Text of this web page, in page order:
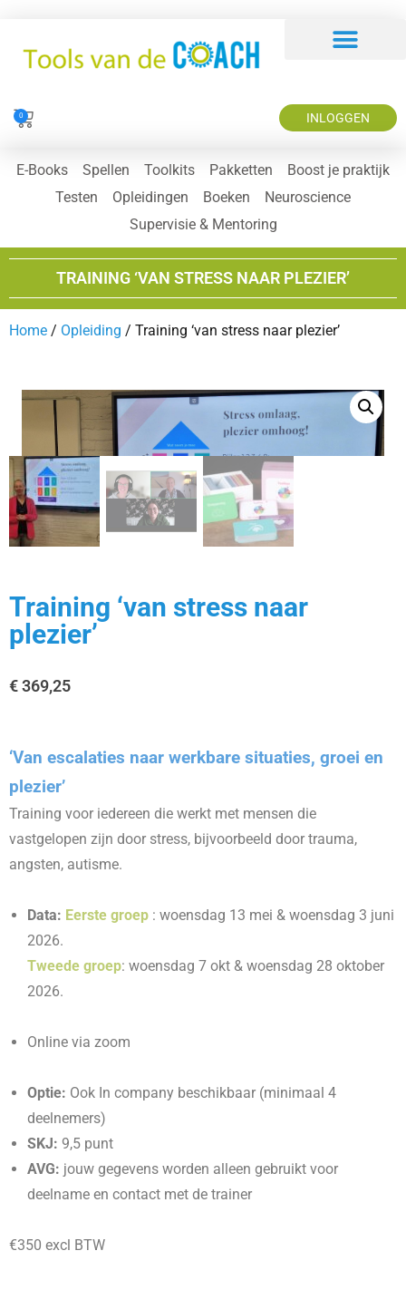
0 INLOGGEN
E-Books Spellen Toolkits Pakketten
Boost je praktijk
Testen
Opleidingen Boeken
Neuroscience
Supervisie & Mentoring
TRAINING ‘VAN STRESS NAAR PLEZIER’
Home / Opleiding / Training ‘van stress naar plezier’
Training ‘van stress naar
plezier’
€369,25
‘Van escalaties naar werkbare situaties, groei en
plezier’
Training voor iedereen die werkt met mensen die
vastgelopen zijn door stress, bijvoorbeeld door trauma,
angsten, autisme.
Data: Eerste groep : woensdag 13 mei & woensdag 3 juni
2026.
Tweede groep: woensdag 7 okt & woensdag 28 oktober
2026.
Online via zoom
Optie: Ook In company beschikbaar (minimaal 4
deelnemers)
SKJ: 9,5 punt
AVG: jouw gegevens worden alleen gebruikt voor
deelname en contact met de trainer
€350 excl BTW